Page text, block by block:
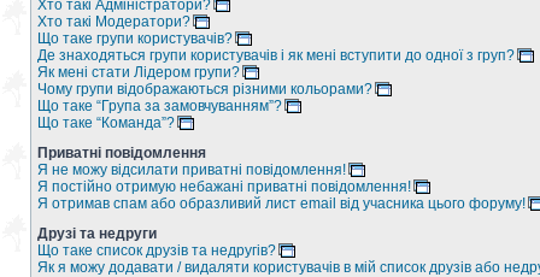
Хто такі Адміністратори?
Хто такі Модератори?
Що таке групи користувачів?
Де знаходяться групи користувачів і як мені вступити до одної з груп?
Як мені стати Лідером групи?
Чому групи відображаються різними кольорами?
Що таке “Група за замовчуванням”?
Що таке “Команда”?
Приватні повідомлення
Я не можу відсилати приватні повідомлення!
Я постійно отримую небажані приватні повідомлення!
Я отримав спам або образливий лист email від учасника цього форуму!
Друзі та недруги
Що таке список друзів та недругів?
Як я можу додавати / видаляти користувачів в мій список друзів або